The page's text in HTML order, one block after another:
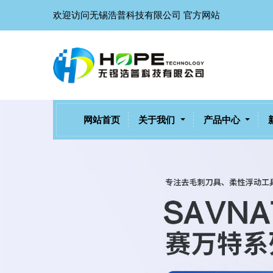
欢迎访问无锡浩普科技有限公司 官方网站
网站首页 关于我们 产品中心